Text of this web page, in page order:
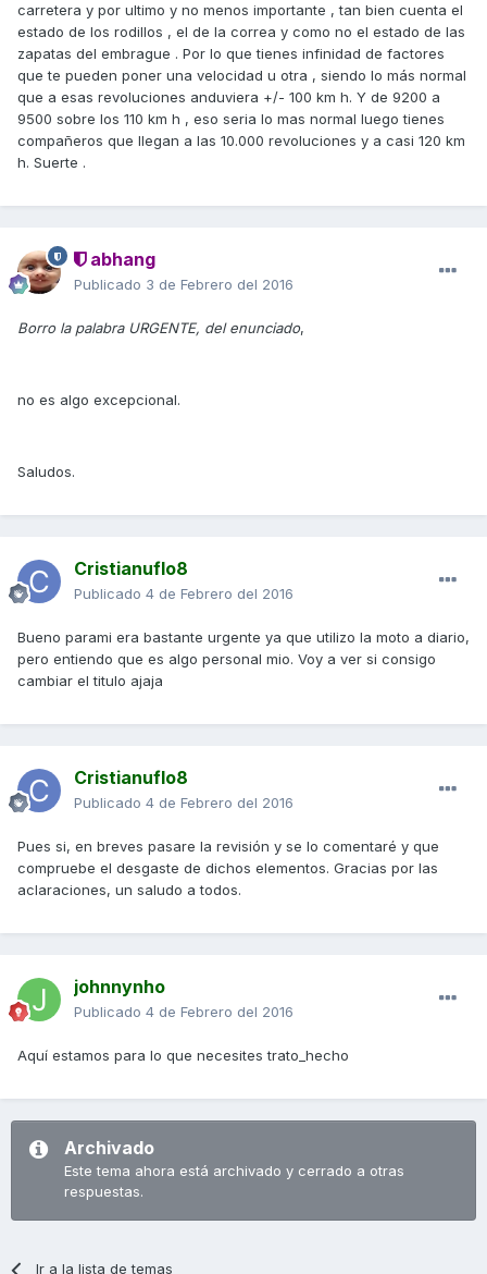
carretera y por ultimo y no menos importante , tan bien cuenta el
estado de los rodillos , el de la correa y como no el estado de las
zapatas del embrague . Por lo que tienes infinidad de factores
que te pueden poner una velocidad u otra , siendo lo más normal
que a esas revoluciones anduviera +/- 100 km h. Y de 9200 a
9500 sobre los 110 km h , eso seria lo mas normal luego tienes
compañeros que llegan a las 10.000 revoluciones y a casi 120 km
h. Suerte .
abhang
Publicado 3 de Febrero del 2016
Borro la palabra URGENTE, del enunciado,
no es algo excepcional.
Saludos.
Cristianuflo8
Publicado 4 de Febrero del 2016
Bueno parami era bastante urgente ya que utilizo la moto a diario,
pero entiendo que es algo personal mio. Voy a ver si consigo
cambiar el titulo ajaja
Cristianuflo8
Publicado 4 de Febrero del 2016
Pues si, en breves pasare la revisión y se lo comentaré y que
compruebe el desgaste de dichos elementos. Gracias por las
aclaraciones, un saludo a todos.
johnnynho
Publicado 4 de Febrero del 2016
Aquí estamos para lo que necesites trato_hecho
Archivado
Este tema ahora está archivado y cerrado a otras
respuestas.
Ir a la lista de temas